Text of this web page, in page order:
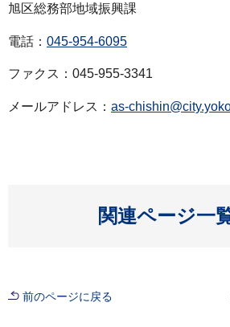
旭区総務部地域振興課
電話： 045-954-6095
ファクス：045-955-3341
メールアドレス： as-
関連ページ一
開く
前のページに戻る